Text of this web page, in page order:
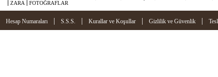
ZARA
FOTOĞRAFLAR
Hesap Numaraları | S.S.S. | Kurallar ve Koşullar | Gizlilik ve Güvenlik |